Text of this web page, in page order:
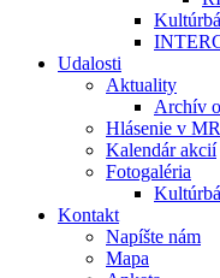
Udalosti
Aktuality
Archív
Hlásenie v MR
Kalendár akcií
Fotogaléria
Kontakt
Napíšte nám
Mapa